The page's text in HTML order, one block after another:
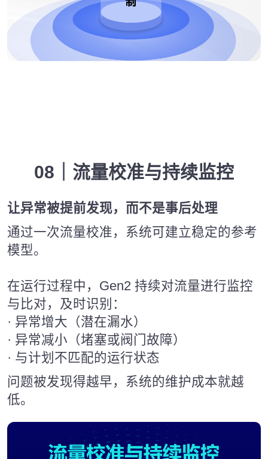
08｜流量校准与持续监控
让异常被提前发现，而不是事后处理
通过一次流量校准，系统可建立稳定的参考
模型。
在运行过程中，Gen2 持续对流量进行监控
与比对，及时识别：
· 异常增大（潜在漏水）
· 异常减小（堵塞或阀门故障）
· 与计划不匹配的运行状态
问题被发现得越早，系统的维护成本就越
低。